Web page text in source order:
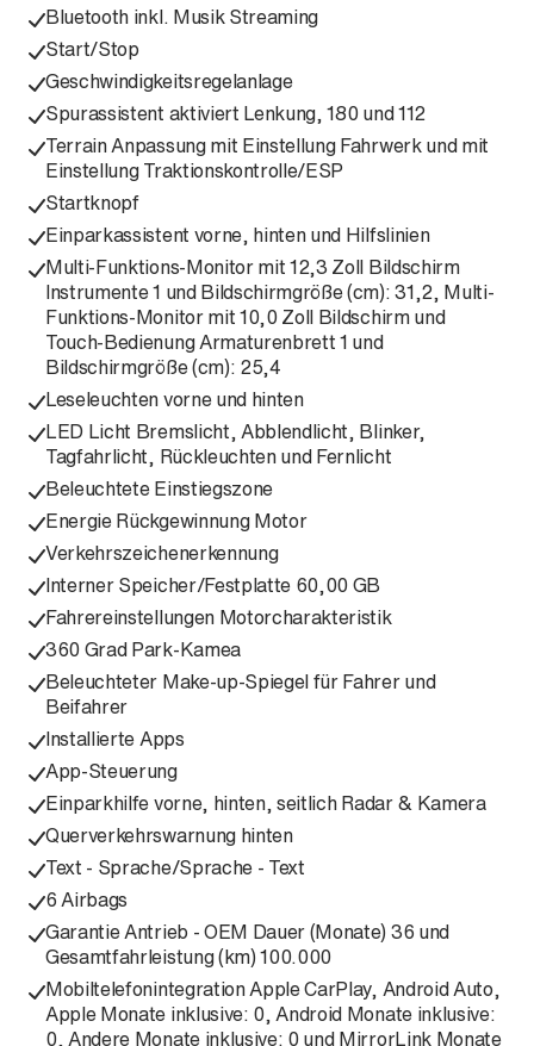
Bluetooth inkl. Musik Streaming
Start/Stop
Geschwindigkeitsregelanlage
Spurassistent aktiviert Lenkung, 180 und 112
Terrain Anpassung mit Einstellung Fahrwerk und mit
Einstellung Traktionskontrolle/ESP
Startknopf
Einparkassistent vorne, hinten und Hilfslinien
Multi-Funktions-Monitor mit 12,3 Zoll Bildschirm
Instrumente 1 und Bildschirmgröße (cm): 31,2, Multi-
Funktions-Monitor mit 10,0 Zoll Bildschirm und
Touch-Bedienung Armaturenbrett 1 und
Bildschirmgröße (cm): 25,4
Leseleuchten vorne und hinten
LED Licht Bremslicht, Abblendlicht, Blinker,
Tagfahrlicht, Rückleuchten und Fernlicht
Beleuchtete Einstiegszone
Energie Rückgewinnung Motor
Verkehrszeichenerkennung
Interner Speicher/Festplatte 60,00 GB
Fahrereinstellungen Motorcharakteristik
360 Grad Park-Kamea
Beleuchteter Make-up-Spiegel für Fahrer und
Beifahrer
Installierte Apps
App-Steuerung
Einparkhilfe vorne, hinten, seitlich Radar & Kamera
Querverkehrswarnung hinten
Text - Sprache/Sprache - Text
6 Airbags
Garantie Antrieb - OEM Dauer (Monate) 36 und
Gesamtfahrleistung (km) 100.000
Mobiltelefonintegration Apple CarPlay, Android Auto,
Apple Monate inklusive: 0, Android Monate inklusive:
0, Andere Monate inklusive: 0 und MirrorLink Monate